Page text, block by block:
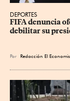
DEPORTES
FIFA denuncia
debilitar su
Por Redacción El